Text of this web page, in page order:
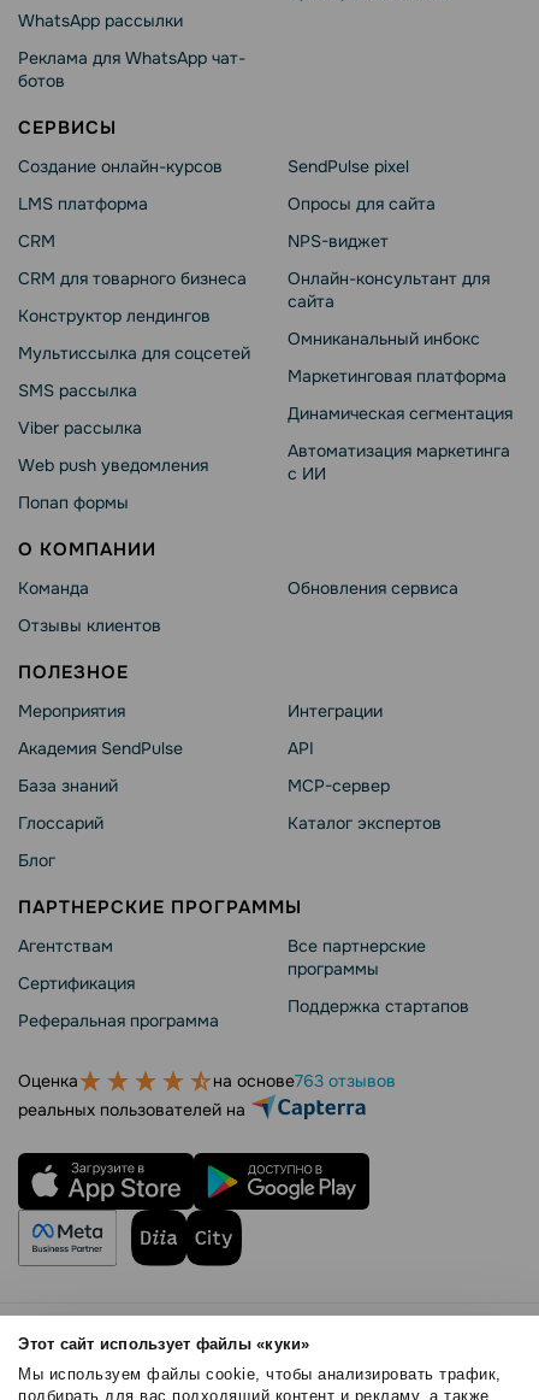
Этот сайт использует файлы «куки»
Мы используем файлы cookie, чтобы анализировать трафик,
подбирать для вас подходящий контент и рекламу, а также
WhatsApp рассылки
Реклама для WhatsApp чат-
ботов
СЕРВИСЫ
Создание онлайн-курсов
LMS платформа
CRM
CRM для товарного бизнеса
Конструктор лендингов
Мультиссылка для соцсетей
SMS рассылка
Viber рассылка
Web push уведомления
Попап формы
SendPulse pixel
Опросы для сайта
NPS-виджет
Онлайн-консультант для
сайта
Омниканальный инбокс
Маркетинговая платформа
Динамическая сегментация
Автоматизация маркетинга
с ИИ
О КОМПАНИИ
Команда
Отзывы клиентов
Обновления сервиса
ПОЛЕЗНОЕ
Мероприятия
Академия SendPulse
База знаний
Глоссарий
Блог
Интеграции
API
MCP-сервер
Каталог экспертов
ПАРТНЕРСКИЕ ПРОГРАММЫ
Агентствам
Сертификация
Реферальная программа
Все партнерские
программы
Поддержка стартапов
Оценка на основе763 отзывов
реальных пользователей на
Правила использования
Безопасность SendPulse